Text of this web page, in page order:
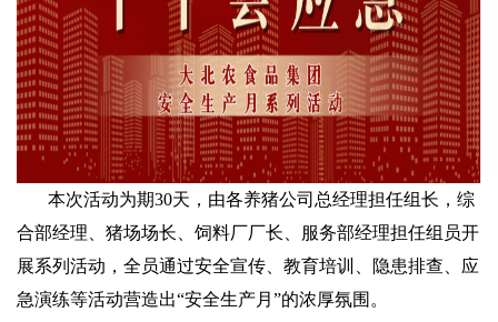
本次活动为期30天，由各养猪公司总经理担任组长，综
合部经理、猪场场长、饲料厂厂长、服务部经理担任组员开
展系列活动，全员通过安全宣传、教育培训、隐患排查、应
急演练等活动营造出“安全生产月”的浓厚氛围。